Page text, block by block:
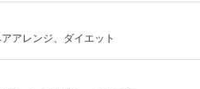
アレンジ、ダイエット